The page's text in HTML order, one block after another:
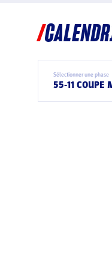
Sélectionner une phase
55-11 COUPE